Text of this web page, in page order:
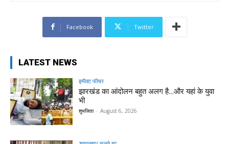
Facebook Twitter
LATEST NEWS
इम्पैक्ट फीचर
झारखंड का आंदोलन बहुत अलग है…और यहां के युवा
भी
शुभजिता - August 6, 2026